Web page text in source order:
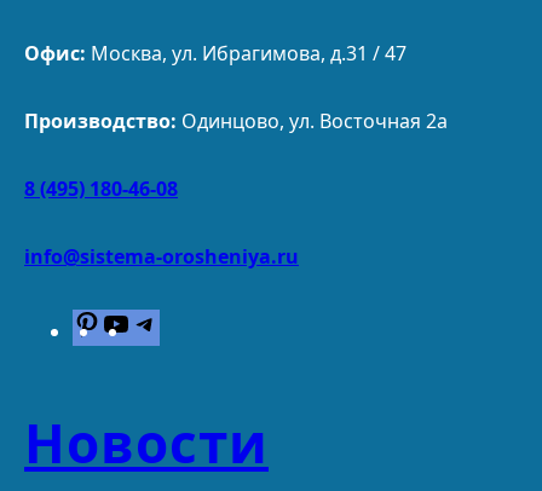
Офис: Москва, ул. Ибрагимова, д.31 / 47
Производство: Одинцово, ул. Восточная 2а
8 (495) 180-46-08
info@sistema-orosheniya.ru
P
i
e
r
Y
o
u
b
e
g
r
Новости